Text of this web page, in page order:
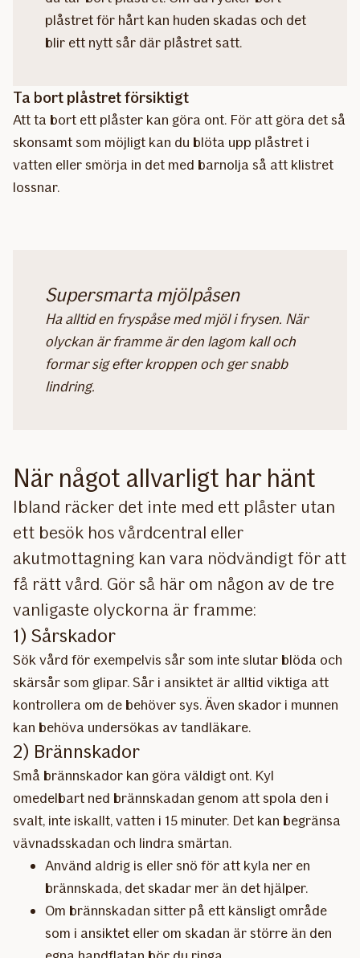
plåstret för hårt kan huden skadas och det
blir ett nytt sår där plåstret satt.
Ta bort plåstret försiktigt
Att ta bort ett plåster kan göra ont. För att göra det så
skonsamt som möjligt kan du blöta upp plåstret i
vatten eller smörja in det med barnolja så att klistret
lossnar.
Supersmarta mjölpåsen
Ha alltid en fryspåse med mjöl i frysen. När
olyckan är framme är den lagom kall och
formar sig efter kroppen och ger snabb
lindring.
När något allvarligt har hänt
Ibland räcker det inte med ett plåster utan
ett besök hos vårdcentral eller
akutmottagning kan vara nödvändigt för att
få rätt vård. Gör så här om någon av de tre
vanligaste olyckorna är framme:
1) Sårskador
Sök vård för exempelvis sår som inte slutar blöda och
skärsår som glipar. Sår i ansiktet är alltid viktiga att
kontrollera om de behöver sys. Även skador i munnen
kan behöva undersökas av tandläkare.
2) Brännskador
Små brännskador kan göra väldigt ont. Kyl
omedelbart ned brännskadan genom att spola den i
svalt, inte iskallt, vatten i 15 minuter. Det kan begränsa
vävnadsskadan och lindra smärtan.
Använd aldrig is eller snö för att kyla ner en
brännskada, det skadar mer än det hjälper.
Om brännskadan sitter på ett känsligt område
som i ansiktet eller om skadan är större än den